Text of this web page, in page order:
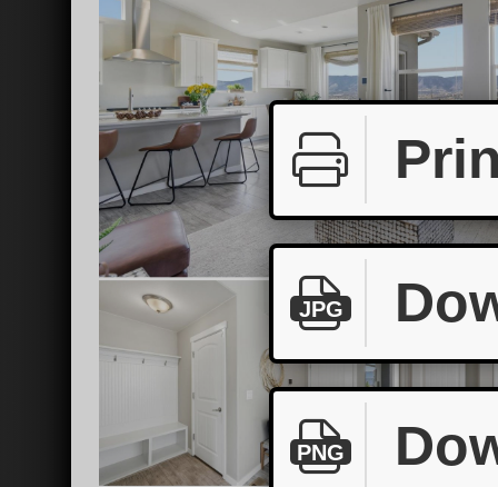
JPG
PNG